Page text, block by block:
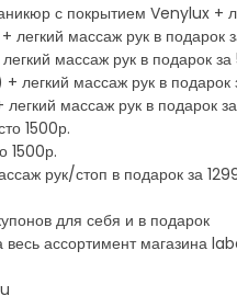
с покрытием Venylux +
массаж рук в подарок
массаж рук в подарок за
массаж рук в подарок
массаж рук в подарок
1500р.
1500р.
рук/стоп в подарок за
для себя и в подарок
ассортимент магазина